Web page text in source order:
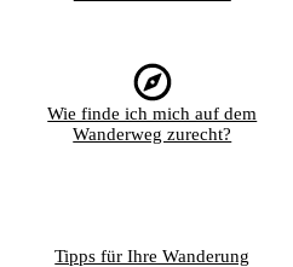
Wie finde ich mich auf dem
Wanderweg zurecht?
Tipps für Ihre Wanderung